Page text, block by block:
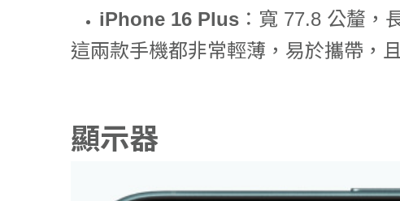
iPhone 16 Plus ：寬 77.8 公釐，
這兩款手機都非常輕薄，易於攜帶，
顯示器